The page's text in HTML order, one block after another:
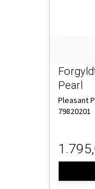
Pearl
Pleasant
79820201